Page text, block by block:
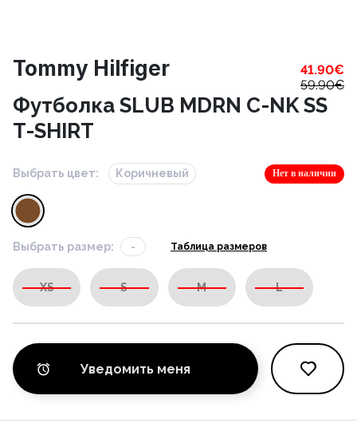
Tommy Hilfiger 41.90€
59.90€
Футболка SLUB MDRN C-NK SS
T-SHIRT
Выбрать цвет: Коричневый Нет в наличии
Выбрать размер: - Таблица размеров
XS S M L
Уведомить меня